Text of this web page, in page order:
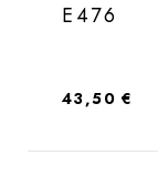
E476
Regulärer
43,50 €